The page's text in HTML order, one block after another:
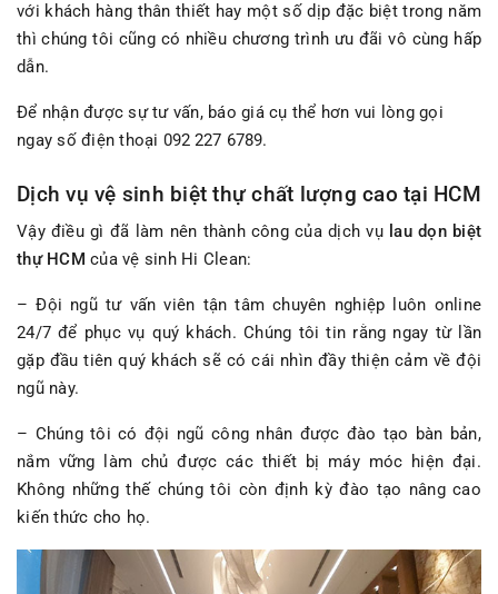
với khách hàng thân thiết hay một số dịp đặc biệt trong năm
thì chúng tôi cũng có nhiều chương trình ưu đãi vô cùng hấp
dẫn.
Để nhận được sự tư vấn, báo giá cụ thể hơn vui lòng gọi
ngay số điện thoại 092 227 6789.
Dịch vụ vệ sinh biệt thự chất lượng cao tại HCM
Vậy điều gì đã làm nên thành công của dịch vụ lau dọn biệt
thự HCM của vệ sinh Hi Clean:
– Đội ngũ tư vấn viên tận tâm chuyên nghiệp luôn online
24/7 để phục vụ quý khách. Chúng tôi tin rằng ngay từ lần
gặp đầu tiên quý khách sẽ có cái nhìn đầy thiện cảm về đội
ngũ này.
– Chúng tôi có đội ngũ công nhân được đào tạo bàn bản,
nắm vững làm chủ được các thiết bị máy móc hiện đại.
Không những thế chúng tôi còn định kỳ đào tạo nâng cao
kiến thức cho họ.